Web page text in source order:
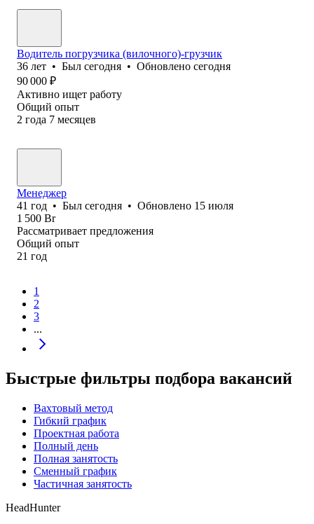
Водитель погрузчика (вилочного)-грузчик
36 лет • Был сегодня • Обновлено сегодня
90 000 ₽
Активно ищет работу
Общий опыт
2 года 7 месяцев
Менеджер
41 год • Был сегодня • Обновлено 15 июля
1 500 Br
Рассматривает предложения
Общий опыт
21 год
1
2
3
...
Быстрые фильтры подбора вакансий
Вахтовый метод
Гибкий график
Проектная работа
Полный день
Полная занятость
Сменный график
Частичная занятость
HeadHunter